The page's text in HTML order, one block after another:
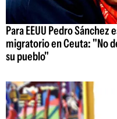
Para EEUU Pedro
migratorio en Ceuta: "No
su pueblo"